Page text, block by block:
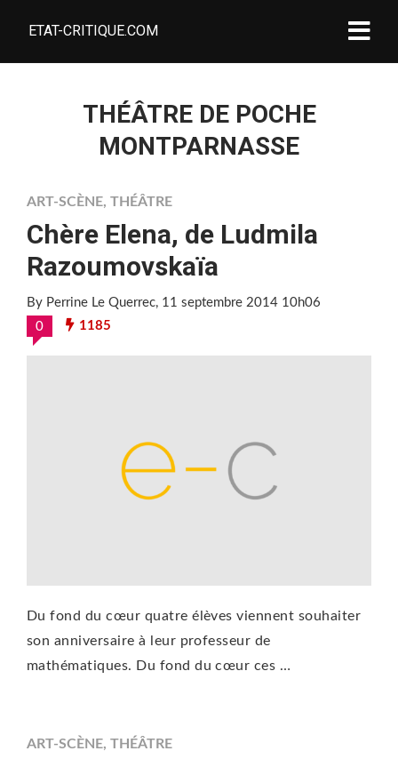
ETAT-CRITIQUE.COM
THÉÂTRE DE POCHE
MONTPARNASSE
ART-SCÈNE, THÉÂTRE
Chère Elena, de Ludmila
Razoumovskaïa
By Perrine Le Querrec, 11 septembre 2014 10h06
0
1185
Du fond du cœur quatre élèves viennent souhaiter
son anniversaire à leur professeur de
mathématiques. Du fond du cœur ces …
ART-SCÈNE, THÉÂTRE